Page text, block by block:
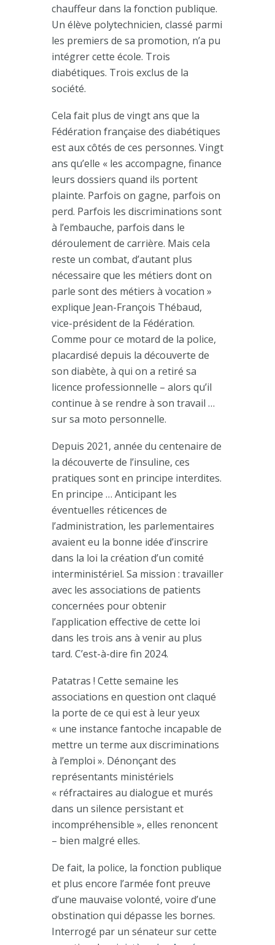
chauffeur dans la fonction publique.
Un élève polytechnicien, classé parmi
les premiers de sa promotion, n’a pu
intégrer cette école. Trois
diabétiques. Trois exclus de la
société.
Cela fait plus de vingt ans que la
Fédération française des diabétiques
est aux côtés de ces personnes. Vingt
ans qu’elle « les accompagne, finance
leurs dossiers quand ils portent
plainte. Parfois on gagne, parfois on
perd. Parfois les discriminations sont
à l’embauche, parfois dans le
déroulement de carrière. Mais cela
reste un combat, d’autant plus
nécessaire que les métiers dont on
parle sont des métiers à vocation »
explique Jean-François Thébaud,
vice-président de la Fédération.
Comme pour ce motard de la police,
placardisé depuis la découverte de
son diabète, à qui on a retiré sa
licence professionnelle – alors qu’il
continue à se rendre à son travail …
sur sa moto personnelle.
Depuis 2021, année du centenaire de
la découverte de l’insuline, ces
pratiques sont en principe interdites.
En principe … Anticipant les
éventuelles réticences de
l’administration, les parlementaires
avaient eu la bonne idée d’inscrire
dans la loi la création d’un comité
interministériel. Sa mission : travailler
avec les associations de patients
concernées pour obtenir
l’application effective de cette loi
dans les trois ans à venir au plus
tard. C’est-à-dire fin 2024.
Patatras ! Cette semaine les
associations en question ont claqué
la porte de ce qui est à leur yeux
« une instance fantoche incapable de
mettre un terme aux discriminations
à l’emploi ». Dénonçant des
représentants ministériels
« réfractaires au dialogue et murés
dans un silence persistant et
incompréhensible », elles renoncent
– bien malgré elles.
De fait, la police, la fonction publique
et plus encore l’armée font preuve
d’une mauvaise volonté, voire d’une
obstination qui dépasse les bornes.
Interrogé par un sénateur sur cette